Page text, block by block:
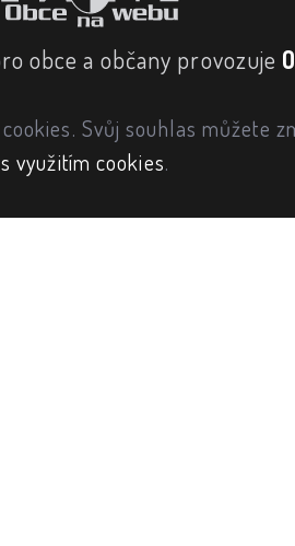
obce a občany provozuje
Svůj souhlas můžete
využitím cookies.